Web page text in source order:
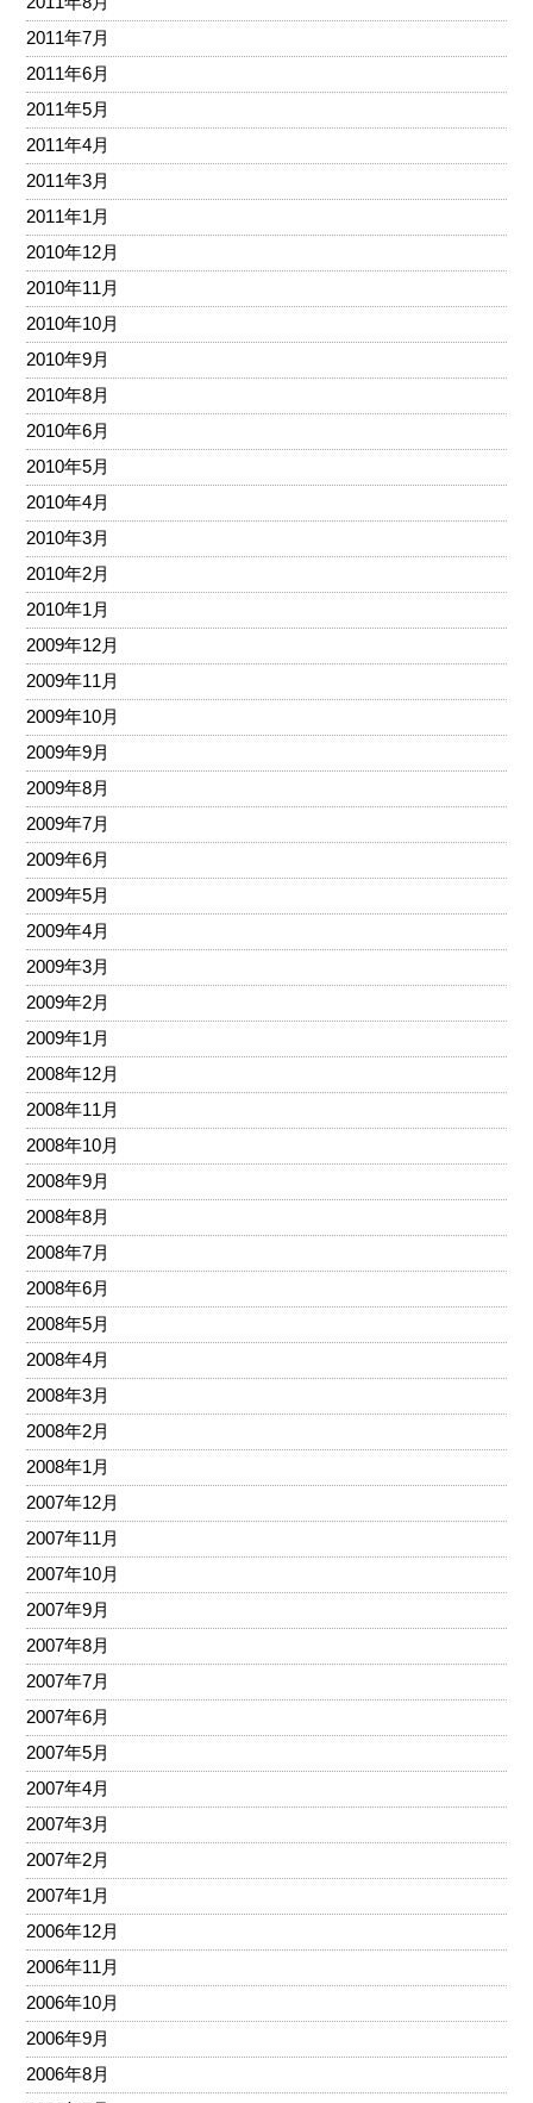
2011年7月
2011年6月
2011年5月
2011年4月
2011年3月
2011年1月
2010年12月
2010年11月
2010年10月
2010年9月
2010年8月
2010年6月
2010年5月
2010年4月
2010年3月
2010年2月
2010年1月
2009年12月
2009年11月
2009年10月
2009年9月
2009年8月
2009年7月
2009年6月
2009年5月
2009年4月
2009年3月
2009年2月
2009年1月
2008年12月
2008年11月
2008年10月
2008年9月
2008年8月
2008年7月
2008年6月
2008年5月
2008年4月
2008年3月
2008年2月
2008年1月
2007年12月
2007年11月
2007年10月
2007年9月
2007年8月
2007年7月
2007年6月
2007年5月
2007年4月
2007年3月
2007年2月
2007年1月
2006年12月
2006年11月
2006年10月
2006年9月
2006年8月